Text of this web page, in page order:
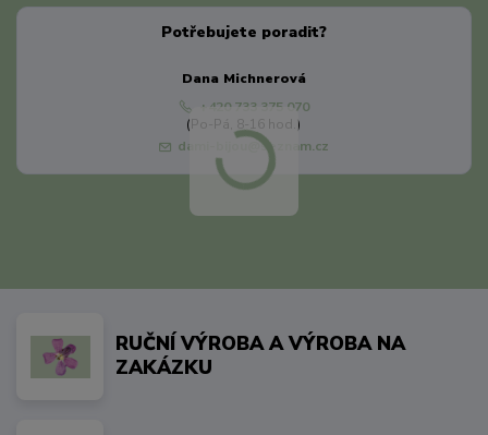
Potřebujete poradit?
Dana Michnerová
+420 733 375 070
(Po-Pá, 8-16 hod.)
dami-bijou@seznam.cz
RUČNÍ VÝROBA A VÝROBA NA
ZAKÁZKU